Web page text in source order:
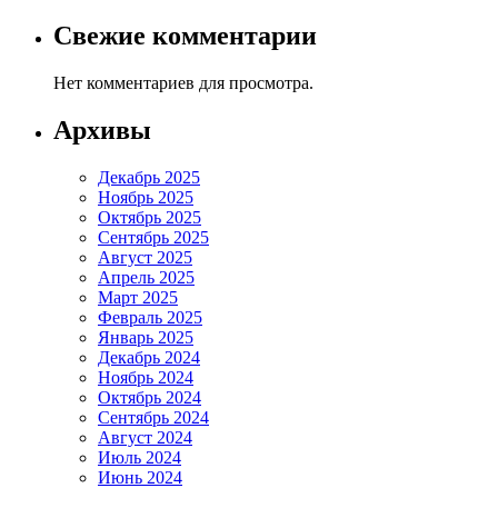
Свежие комментарии
Нет комментариев для просмотра.
Архивы
Декабрь 2025
Ноябрь 2025
Октябрь 2025
Сентябрь 2025
Август 2025
Апрель 2025
Март 2025
Февраль 2025
Январь 2025
Декабрь 2024
Ноябрь 2024
Октябрь 2024
Сентябрь 2024
Август 2024
Июль 2024
Июнь 2024